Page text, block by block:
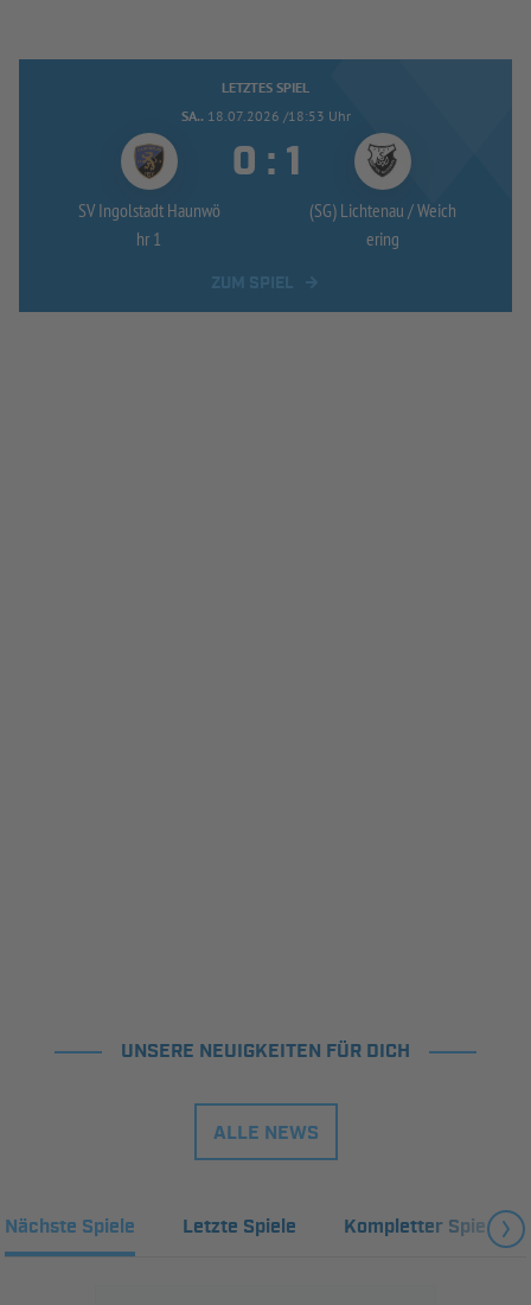
LETZTES SPIEL
SA.. 18.07.2026 /18:53 Uhr
SV Ingolstadt Haunwö
hr 1
 : 
(SG) Lichtenau /Weich
ering
UNSERE NEUIGKEITEN FÜR DICH
ALLE NEWS
Nächste Spiele Letzte Spiele Kompletter Spielplan